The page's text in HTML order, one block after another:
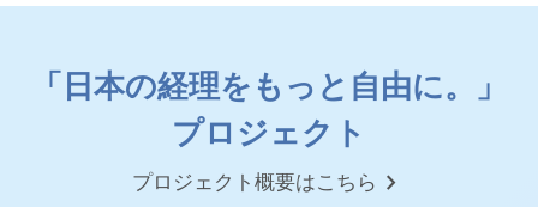
「日本の経理をもっと自由に。」
プロジェクト
プロジェクト概要はこちら chevron_right